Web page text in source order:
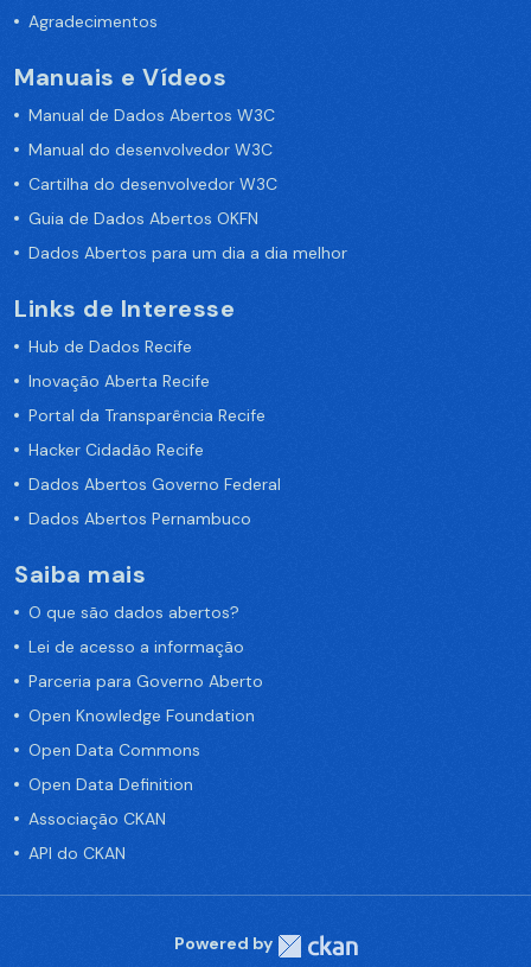
Agradecimentos
Manuais e Vídeos
Manual de Dados Abertos W3C
Manual do desenvolvedor W3C
Cartilha do desenvolvedor W3C
Guia de Dados Abertos OKFN
Dados Abertos para um dia a dia melhor
Links de Interesse
Hub de Dados Recife
Inovação Aberta Recife
Portal da Transparência Recife
Hacker Cidadão Recife
Dados Abertos Governo Federal
Dados Abertos Pernambuco
Saiba mais
O que são dados abertos?
Lei de acesso a informação
Parceria para Governo Aberto
Open Knowledge Foundation
Open Data Commons
Open Data Definition
Associação CKAN
API do CKAN
Powered by